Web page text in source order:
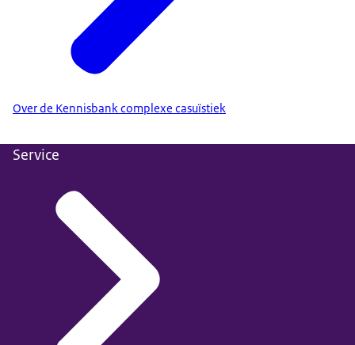
Over de Kennisbank complexe casuïstiek
Service